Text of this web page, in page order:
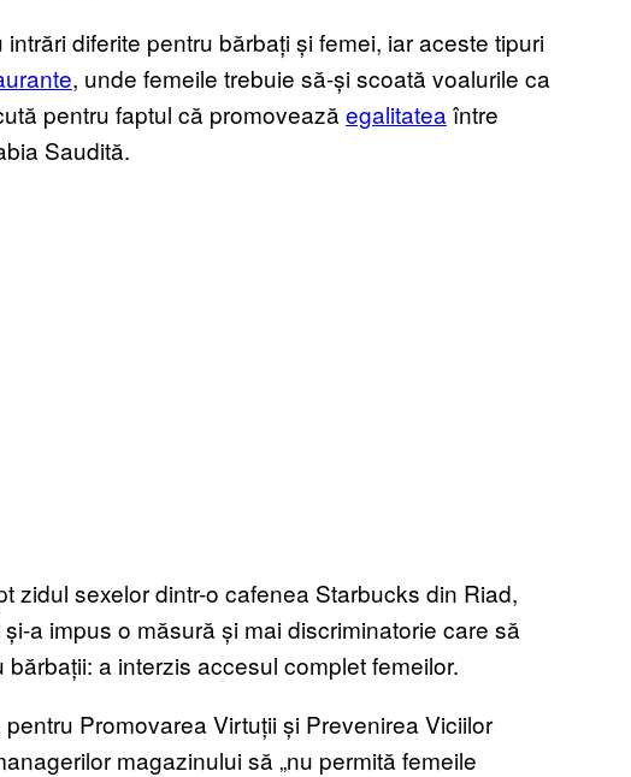
diferite pentru bărbați și femei, iar aceste tipuri
, unde femeile trebuie să-și scoată voalurile ca
pentru faptul că promovează egalitatea între
Saudită.
zidul sexelor dintr-o cafenea Starbucks din Riad,
a impus o măsură și mai discriminatorie care să
a interzis accesul complet femeilor.
pentru Promovarea Virtuții și Prevenirea Viciilor
magazinului să „nu permită femeile